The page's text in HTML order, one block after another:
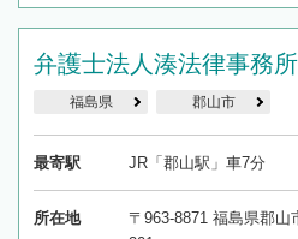
弁護士法人湊法律事務
福島県 郡山市
最寄駅 JR「郡山駅」車7分
所在地
〒963-8871 福島県郡山